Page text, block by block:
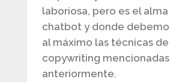
laboriosa, pero es el
chatbot y donde
al máximo las técnicas de
copywriting mencionadas
anteriormente.